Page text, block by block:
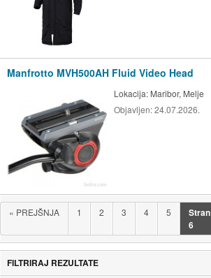
Manfrotto MVH500AH Fluid Video Head
Lokacija: Maribor, Melje
Objavljen:24.07.2026.
« PREJŠNJA 1 2 3 4 5
Stran
6
FILTRIRAJ REZULTATE